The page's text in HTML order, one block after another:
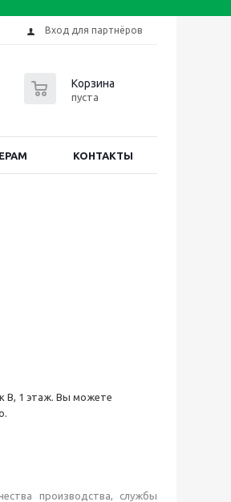
Вход для партнёров
Корзина
пуста
КОНТАКТЫ
B, 1 этаж. Вы можете
производства, службы